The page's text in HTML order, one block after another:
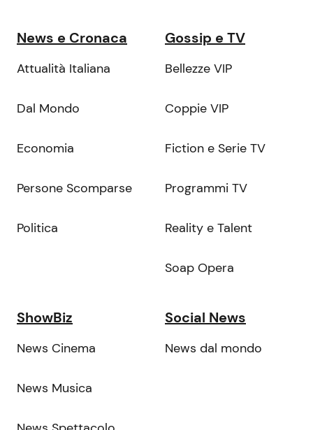
News e Cronaca
Attualità Italiana
Dal Mondo
Economia
Persone Scomparse
Politica
Gossip e TV
Bellezze VIP
Coppie VIP
Fiction e Serie TV
Programmi TV
Reality e Talent
Soap Opera
ShowBiz
News Cinema
News Musica
Social News
News dal mondo